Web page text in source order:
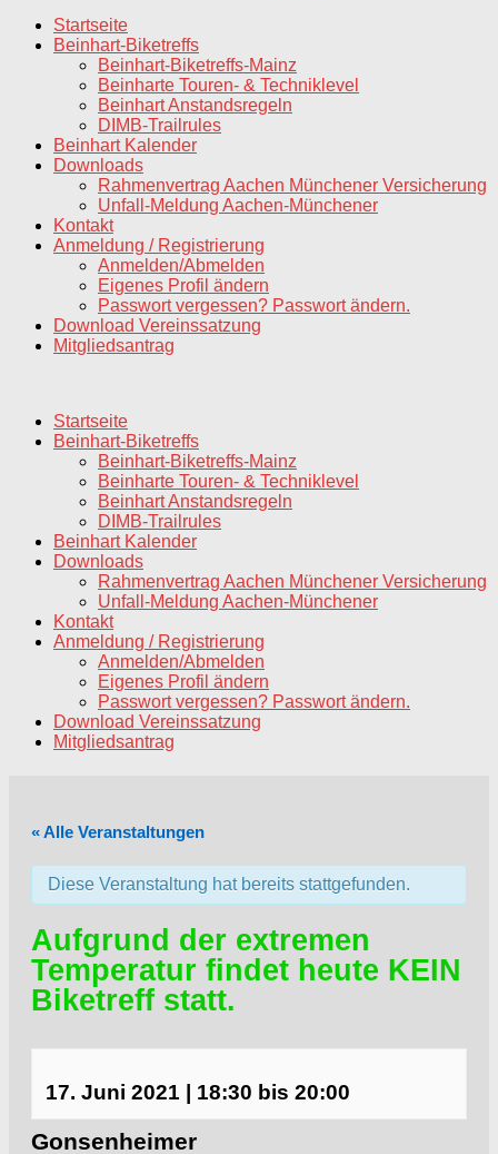
nach:
Startseite
Beinhart-Biketreffs
Beinhart-Biketreffs-Mainz
Beinharte Touren- & Techniklevel
Beinhart Anstandsregeln
DIMB-Trailrules
Beinhart Kalender
Downloads
Rahmenvertrag Aachen Münchener Versicherung
Unfall-Meldung Aachen-Münchener
Kontakt
Anmeldung / Registrierung
Anmelden/Abmelden
Eigenes Profil ändern
Passwort vergessen? Passwort ändern.
Download Vereinssatzung
Mitgliedsantrag
Startseite
Beinhart-Biketreffs
Beinhart-Biketreffs-Mainz
Beinharte Touren- & Techniklevel
Beinhart Anstandsregeln
DIMB-Trailrules
Beinhart Kalender
Downloads
Rahmenvertrag Aachen Münchener Versicherung
Unfall-Meldung Aachen-Münchener
Kontakt
Anmeldung / Registrierung
Anmelden/Abmelden
Eigenes Profil ändern
Passwort vergessen? Passwort ändern.
Download Vereinssatzung
Mitgliedsantrag
« Alle Veranstaltungen
Diese Veranstaltung hat bereits stattgefunden.
Aufgrund der extremen
Temperatur findet heute KEIN
Biketreff statt.
17. Juni 2021 18:30 bis 20:00
Gonsenheimer